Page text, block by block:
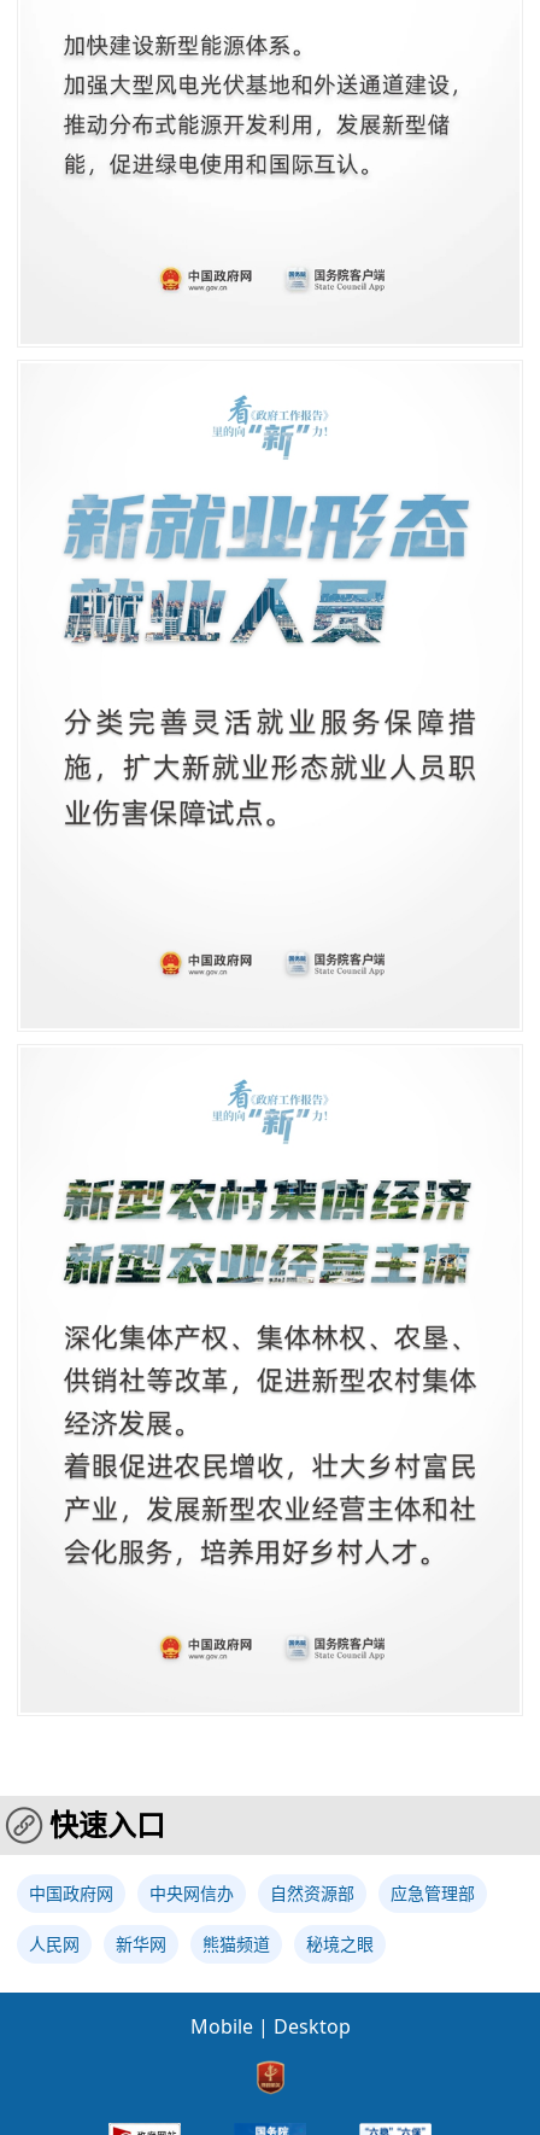
快速入口
中国政府网 中央网信办 自然资源部 应急管理部
人民网 新华网 熊猫频道 秘境之眼
Mobile | Desktop